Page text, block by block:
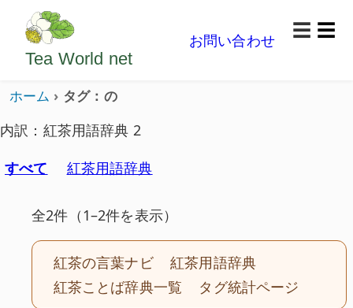
ようこそいらっしゃいました。どうぞごゆっくり楽
Tea World net
お問い合わせ
☰
ホーム タグ：の
内訳：紅茶用語辞典 2
すべて
紅茶用語辞典
全2件（1–2件を表示）
紅茶の言葉ナビ
紅茶用語辞典
紅茶ことば辞典一覧
タグ統計ページ